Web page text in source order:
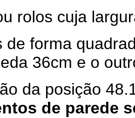
rolos cuja
de forma
36cm e o
da posição
de parede